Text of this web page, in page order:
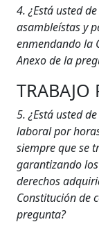
4. ¿Está usted
asambleístas y
enmendando la
Anexo de la
TRABAJO
5. ¿Está usted
laboral por
siempre que se
garantizando
derechos
Constitución de
pregunta?